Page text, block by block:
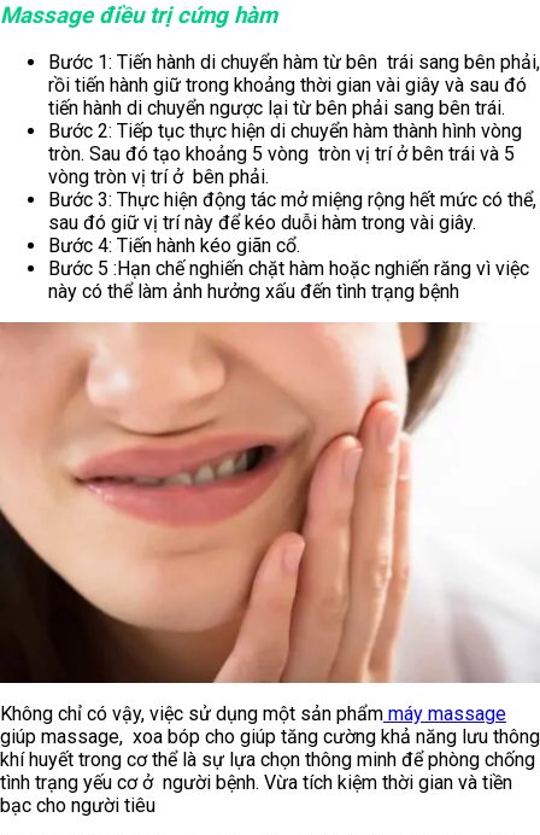
Massage điều trị cứng hàm
Bước 1: Tiến hành di chuyển hàm từ bên trái sang bên phải,
rồi tiến hành giữ trong khoảng thời gian vài giây và sau đó
tiến hành di chuyển ngược lại từ bên phải sang bên trái.
Bước 2: Tiếp tục thực hiện di chuyển hàm thành hình vòng
tròn. Sau đó tạo khoảng 5 vòng tròn vị trí ở bên trái và 5
vòng tròn vị trí ở bên phải.
Bước 3: Thực hiện động tác mở miệng rộng hết mức có thể,
sau đó giữ vị trí này để kéo duỗi hàm trong vài giây.
Bước 4: Tiến hành kéo giãn cổ.
Bước 5 :Hạn chế nghiến chặt hàm hoặc nghiến răng vì việc
này có thể làm ảnh hưởng xấu đến tình trạng bệnh
Không chỉ có vậy, việc sử dụng một sản phẩm máy massage
giúp massage, xoa bóp cho giúp tăng cường khả năng lưu thông
khí huyết trong cơ thể là sự lựa chọn thông minh để phòng chống
tình trạng yếu cơ ở người bệnh. Vừa tích kiệm thời gian và tiền
bạc cho người tiêu